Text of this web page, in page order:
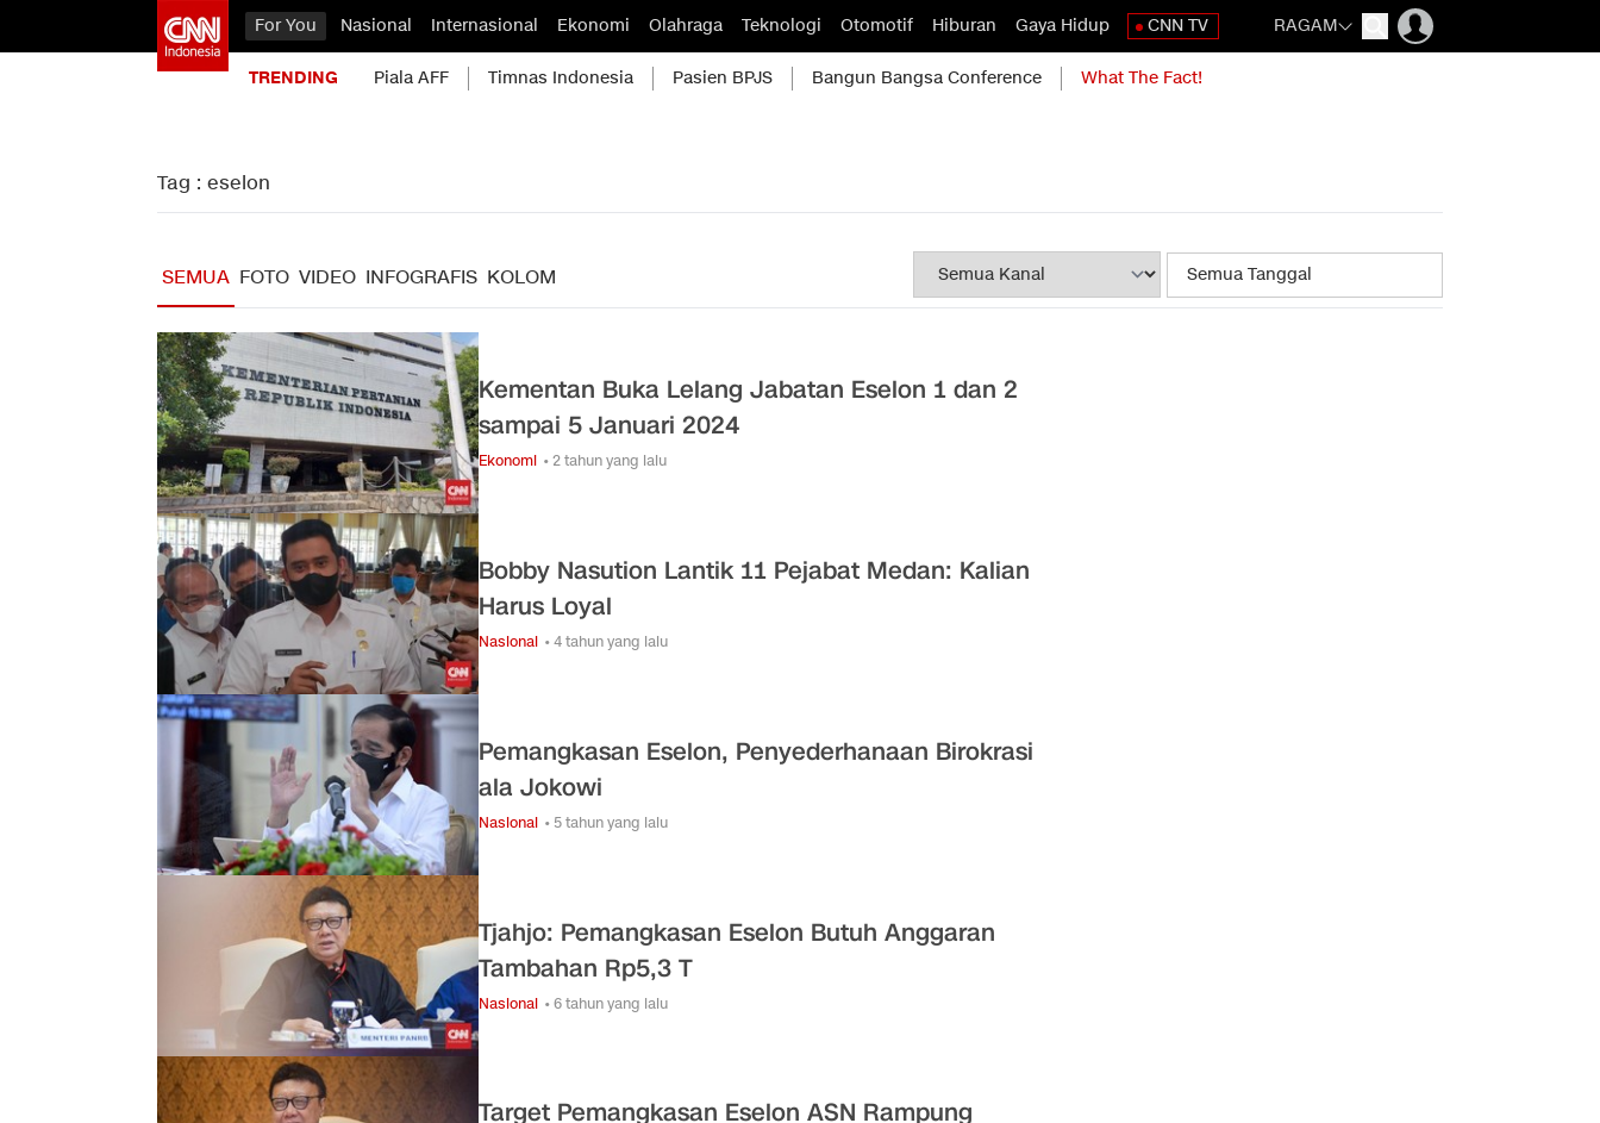
For You Nasional Internasional Ekonomi Olahraga Teknologi Otomotif Hiburan Gaya Hidup CNN TV RAGAM
TRENDING Piala AFF Timnas Indonesia Pasien BPJS Bangun Bangsa Conference What The Fact!
Tag : eselon
SEMUA FOTO VIDEO INFOGRAFIS KOLOM
Kementan Buka Lelang Jabatan Eselon 1 dan 2
sampai 5 Januari 2024
Ekonomi • 2 tahun yang lalu
Bobby Nasution Lantik 11 Pejabat Medan: Kalian
Harus Loyal
Nasional • 4 tahun yang lalu
Pemangkasan Eselon, Penyederhanaan Birokrasi
ala Jokowi
Nasional • 5 tahun yang lalu
Tjahjo: Pemangkasan Eselon Butuh Anggaran
Tambahan Rp5,3 T
Nasional • 6 tahun yang lalu
Target Pemangkasan Eselon ASN Rampung